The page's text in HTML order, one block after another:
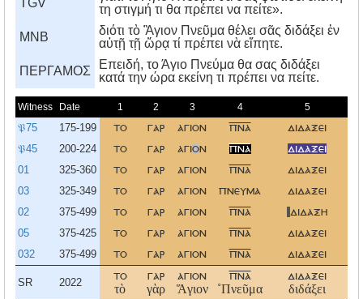
TGV
τη στιγμή τι θα πρέπει να πείτε».
MNB
διότι τὸ Ἃγιον Πνεῦμα θέλει σᾶς διδάξει ἐν
αὐτῇ τῇ ὥρᾳ τί πρέπει νὰ εἴπητε.
ΠΕΡΓΑΜΟΣ
Eπειδή, το Άγιο Πνεύμα θα σας διδάξει
κατά την ώρα εκείνη τι πρέπει να πείτε.
Witness Date 1 2 3 4 5
𝔓75 175-199 το γαρ αγιον πνα διδαξει
𝔓45 200-224 το γαρ αγιον πνα διδαξει
01 325-360 το γαρ αγιον πνα διδαξει
03 325-349 το γαρ αγιον πνευμα διδαξει
02 375-499 το γαρ αγιον πνα διδαξη
05 375-425 το γαρ αγιον πνα διδαξει
032 375-499 το γαρ αγιον πνα διδαξει
SR 2022
το
τὸ
γαρ
γὰρ
αγιον
Ἅγιον
πνα
˚Πνεῦμα
διδαξει
διδάξει